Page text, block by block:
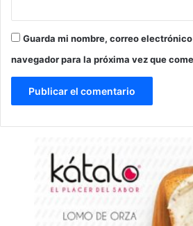
Guarda mi nombre, correo
navegador para la próxima vez que